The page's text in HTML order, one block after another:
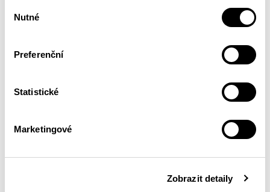
souhlasu
Nutné
Preferenční
Statistické
Marketingové
Zobrazit detaily